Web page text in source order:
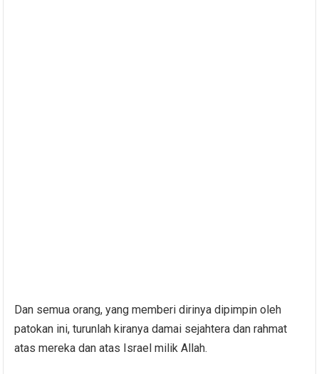
Dan semua orang, yang memberi dirinya dipimpin oleh
patokan ini, turunlah kiranya damai sejahtera dan rahmat
atas mereka dan atas Israel milik Allah.